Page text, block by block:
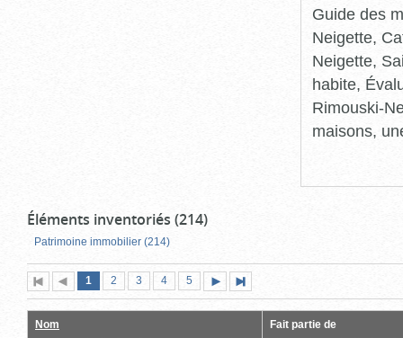
Guide des
Neigette,
Neigette,
habite,
Rimouski-
maisons,
Éléments inventoriés (214)
Patrimoine immobilier (214)
Première
page
Page
précédente
Page
1 (page
actuelle)
Page
2 Page
3 Page
4 Page
5
suivante
page
Nom Fait partie de